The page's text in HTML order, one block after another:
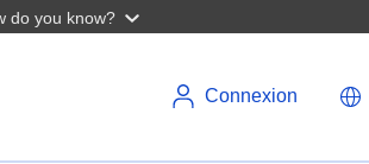
do you know?
Connexion